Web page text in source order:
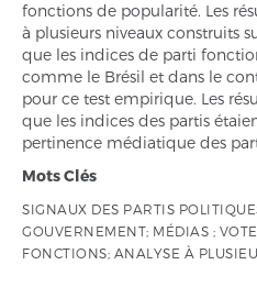
fonctions de popularité. Les
à plusieurs niveaux construits
que les indices de parti
comme le Brésil et dans le
pour ce test empirique. Les
que les indices des partis
pertinence médiatique des
Mots Clés
SIGNAUX DES PARTIS
GOUVERNEMENT; MÉDIAS ;
FONCTIONS; ANALYSE À